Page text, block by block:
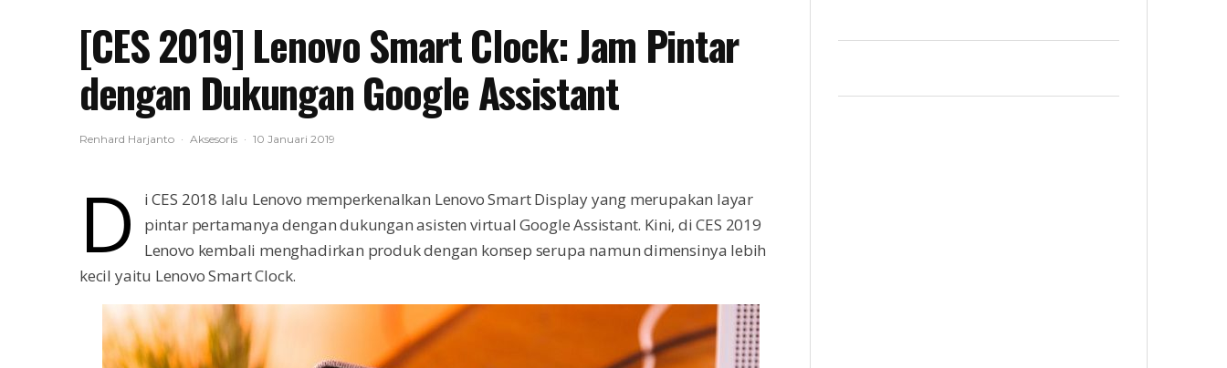
[CES 2019] Lenovo Smart Clock: Jam Pintar
dengan Dukungan Google Assistant
Renhard Harjanto · Aksesoris · 10 Januari 2019
D
i CES 2018 lalu Lenovo memperkenalkan Lenovo Smart Display yang merupakan layar
pintar pertamanya dengan dukungan asisten virtual Google Assistant. Kini, di CES 2019
Lenovo kembali menghadirkan produk dengan konsep serupa namun dimensinya lebih
kecil yaitu Lenovo Smart Clock.